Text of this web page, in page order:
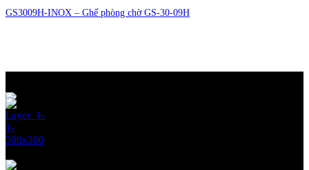
GS3009H-INOX – Ghế phòng chờ GS-30-09H